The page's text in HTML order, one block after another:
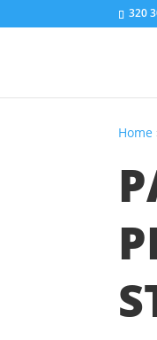
320
Home